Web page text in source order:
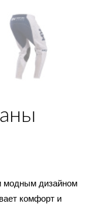
модным дизайном
комфорт и